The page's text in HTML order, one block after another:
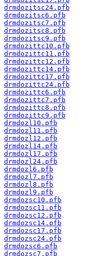
drmdozitsc24.pfb
drmdozitsc6.pfb
drmdozitsc7.pfb
drmdozitsc8.pfb
drmdozitsc9.pfb
drmdozittc10.pfb
drmdozittc11.pfb
drmdozittc12.pfb
drmdozittc14.pfb
drmdozittc17.pfb
drmdozittc24.pfb
drmdozittc6.pfb
drmdozittc7.pfb
drmdozittc8.pfb
drmdozittc9.pfb
drmdozl10.pfb
drmdozl11.pfb
drmdozl12.pfb
drmdozl14.pfb
drmdozl17.pfb
drmdozl24.pfb
drmdozl6.pfb
drmdozl7.pfb
drmdozl8.pfb
drmdozl9.pfb
drmdozsc10.pfb
drmdozsc11.pfb
drmdozsc12.pfb
drmdozsc14.pfb
drmdozsc17.pfb
drmdozsc24.pfb
drmdozsc6.pfb
drmdozsc7.pfb